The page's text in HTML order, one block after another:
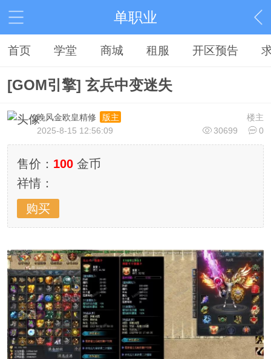
单职业
首页 学堂 商城 租服 开区预告
[GOM引擎] 玄兵中变迷失
楼主
晚风金欧皇精修
版主
30699
0
2025-8-15 12:56:09
售价： 100金币
祥情：
购买